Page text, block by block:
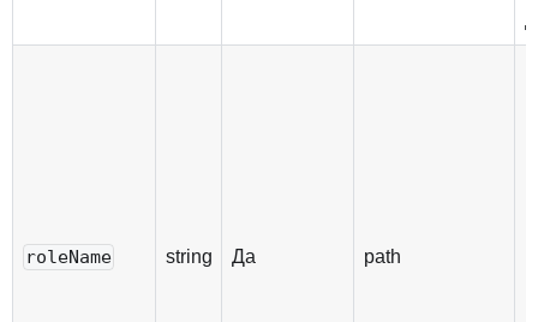
roleName string Да path